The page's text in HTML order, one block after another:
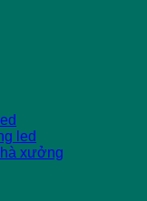
led
xưởng